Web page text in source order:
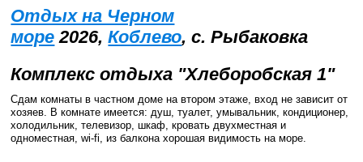
Отдых на Черном
море 2026,Коблево, с. Рыбаковка
Комплекс отдыха "Хлеборобская 1"
Сдам комнаты в частном доме на втором этаже, вход не зависит от
хозяев. В комнате имеется: душ, туалет, умывальник, кондиционер,
холодильник, телевизор, шкаф, кровать двухместная и
одноместная, wi-fi, из балкона хорошая видимость на море.